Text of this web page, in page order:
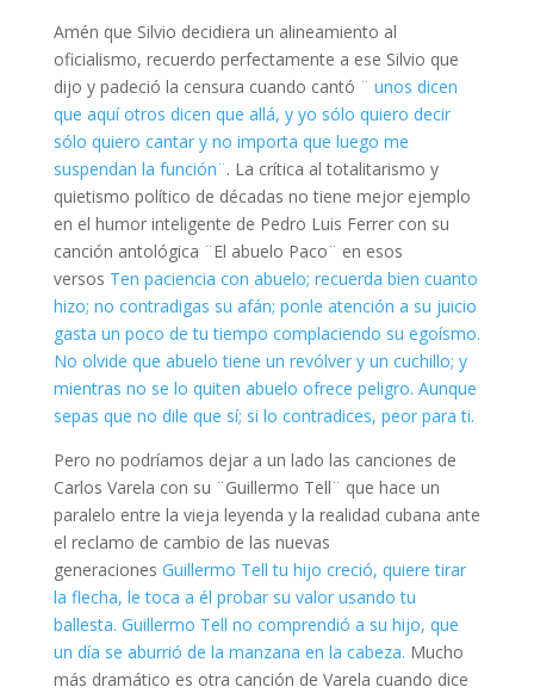
Amén que Silvio decidiera un alineamiento al
oficialismo, recuerdo perfectamente a ese Silvio que
dijo y padeció la censura cuando cantó ¨ unos dicen
que aquí otros dicen que allá, y yo sólo quiero decir
sólo quiero cantar y no importa que luego me
suspendan la función¨. La crítica al totalitarismo y
quietismo político de décadas no tiene mejor ejemplo
en el humor inteligente de Pedro Luis Ferrer con su
canción antológica ¨El abuelo Paco¨ en esos
versos Ten paciencia con abuelo; recuerda bien cuanto
hizo; no contradigas su afán; ponle atención a su juicio
gasta un poco de tu tiempo complaciendo su egoísmo.
No olvide que abuelo tiene un revólver y un cuchillo; y
mientras no se lo quiten abuelo ofrece peligro. Aunque
sepas que no dile que sí; si lo contradices, peor para ti.
Pero no podríamos dejar a un lado las canciones de
Carlos Varela con su ¨Guillermo Tell¨ que hace un
paralelo entre la vieja leyenda y la realidad cubana ante
el reclamo de cambio de las nuevas
generaciones Guillermo Tell tu hijo creció, quiere tirar
la flecha, le toca a él probar su valor usando tu
ballesta. Guillermo Tell no comprendió a su hijo, que
un día se aburrió de la manzana en la cabeza. Mucho
más dramático es otra canción de Varela cuando dice